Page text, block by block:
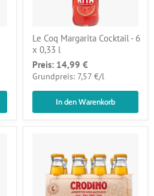
Le Coq Margarita Cocktail - 6
x 0,33 l
Preis: 14,99 €
Grundpreis: 7,57 €/pro
l
In den Warenkorb